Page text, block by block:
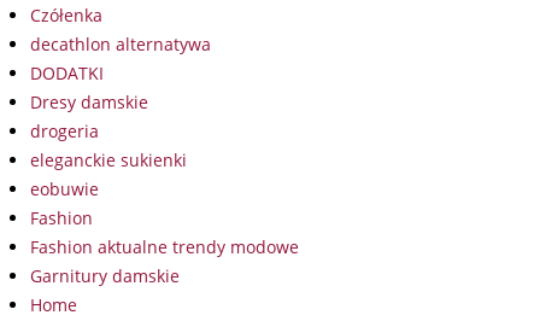
Czółenka
decathlon alternatywa
DODATKI
Dresy damskie
drogeria
eleganckie sukienki
eobuwie
Fashion
Fashion aktualne trendy modowe
Garnitury damskie
Home